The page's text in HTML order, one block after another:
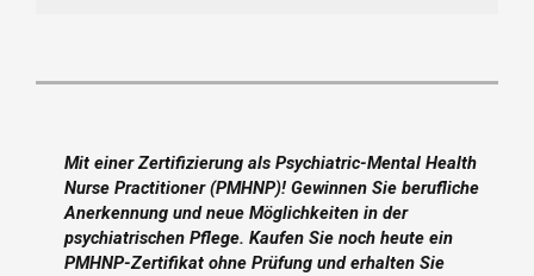
Mit einer Zertifizierung als Psychiatric-Mental Health
Nurse Practitioner (PMHNP)! Gewinnen Sie berufliche
Anerkennung und neue Möglichkeiten in der
psychiatrischen Pflege. Kaufen Sie noch heute ein
PMHNP-Zertifikat ohne Prüfung und erhalten Sie